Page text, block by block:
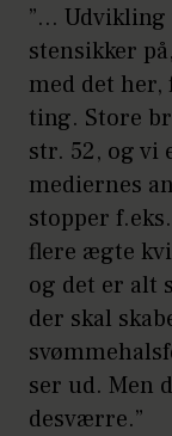
”… Udvikling
stensikker
med det her,
ting. Store
str. 52, og vi
mediernes
stopper
flere ægte
og det er alt
der skal
ser ud. Men
desværre.”